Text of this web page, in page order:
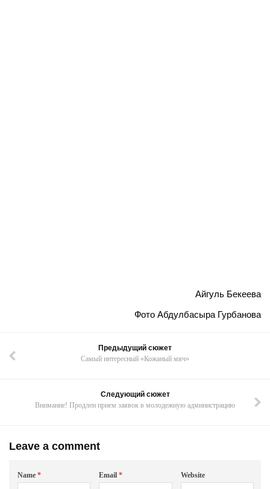
Айгуль Бекеева
Фото Абдулбасыра Гурбанова
Предыдущий сюжет
Самый интересный «Кожаный мяч»
Следующий сюжет
Внимание! Продлен прием заявок в молодежную администрацию
Leave a comment
Name * Email* Website